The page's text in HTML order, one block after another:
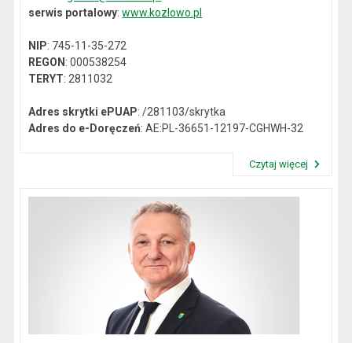
serwis portalowy:www.kozlowo.pl
NIP: 745-11-35-272
REGON: 000538254
TERYT: 2811032
Adres skrytki ePUAP: /281103/skrytka
Adres do e-Doręczeń: AE:PL-36651-12197-CGHWH-32
Czytaj więcej